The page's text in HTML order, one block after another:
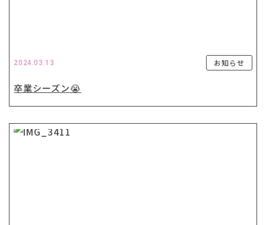
2024.03.13 お知らせ
卒業シーズン😭